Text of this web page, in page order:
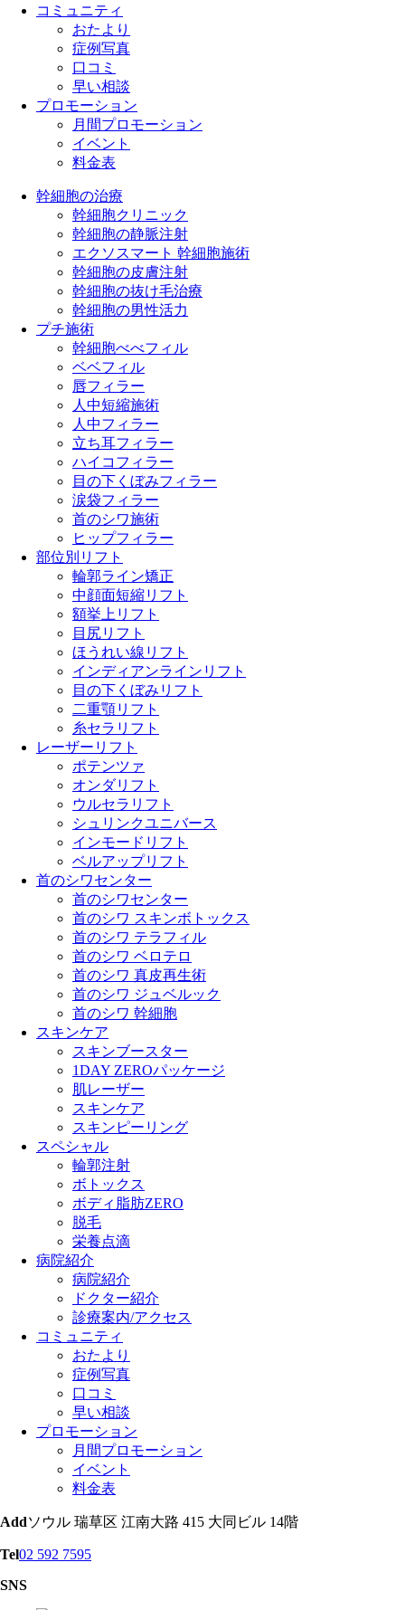
コミュニティ
おたより
症例写真
口コミ
早い相談
プロモーション
月間プロモーション
イベント
料金表
幹細胞の治療
幹細胞クリニック
幹細胞の静脈注射
エクソスマート 幹細胞施術
幹細胞の皮膚注射
幹細胞の抜け毛治療
幹細胞の男性活力
プチ施術
幹細胞べべフィル
ベベフィル
唇フィラー
人中短縮施術
人中フィラー
立ち耳フィラー
ハイコフィラー
目の下くぼみフィラー
涙袋フィラー
首のシワ施術
ヒップフィラー
部位別リフト
輪郭ライン矯正
中顔面短縮リフト
額挙上リフト
目尻リフト
ほうれい線リフト
インディアンラインリフト
目の下くぼみリフト
二重顎リフト
糸セラリフト
レーザーリフト
ポテンツァ
オンダリフト
ウルセラリフト
シュリンクユニバース
インモードリフト
ベルアップリフト
首のシワセンター
首のシワセンター
首のシワ スキンボトックス
首のシワ テラフィル
首のシワ ベロテロ
首のシワ 真皮再生術
首のシワ ジュベルック
首のシワ 幹細胞
スキンケア
スキンブースター
1DAY ZEROパッケージ
肌レーザー
スキンケア
スキンピーリング
スペシャル
輪郭注射
ボトックス
ボディ脂肪ZERO
脱毛
栄養点滴
病院紹介
病院紹介
ドクター紹介
診療案内/アクセス
コミュニティ
おたより
症例写真
口コミ
早い相談
プロモーション
月間プロモーション
イベント
料金表
Addソウル 瑞草区 江南大路 415 大同ビル 14階
Tel02 592 7595
SNS